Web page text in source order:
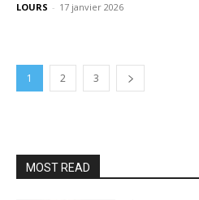
LOURS - 17 janvier 2026
1 2 3
MOST READ